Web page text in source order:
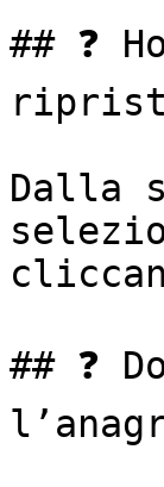
## ❓
Dalla
## ❓